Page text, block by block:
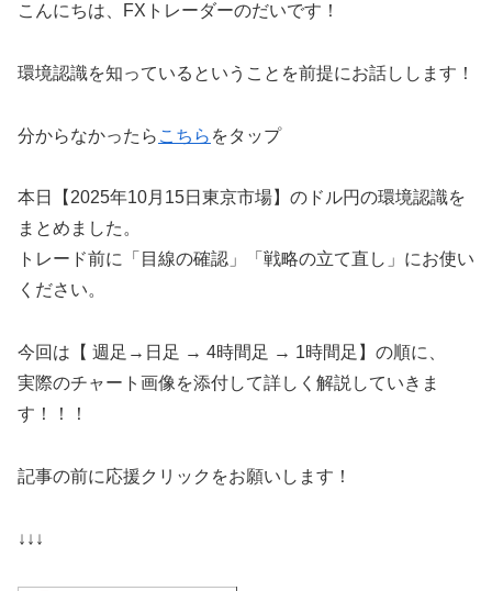
こんにちは、FXトレーダーのだいです！
環境認識を知っているということを前提にお話しします！
分からなかったら こちら をタップ
本日【2025年10月15日東京市場】のドル円の環境認識を
まとめました。
トレード前に「目線の確認」「戦略の立て直し」にお使い
ください。
今回は【 週足→日足 → 4時間足 → 1時間足】の順に、
実際のチャート画像を添付して詳しく解説していきま
す！！！
記事の前に応援クリックをお願いします！
↓↓↓